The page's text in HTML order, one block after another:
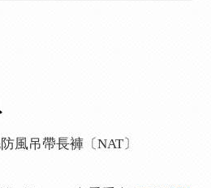
風吊帶長褲〔NAT〕